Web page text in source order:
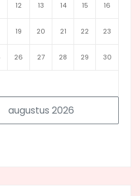
augustus 2026
12 13 14 15 16
19 20 21 22 23
26 27 28 29 30